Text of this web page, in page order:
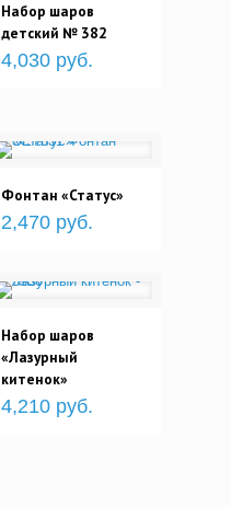
Набор шаров
детский № 382
4,030 руб.
Фонтан «Статус»
2,470 руб.
Набор шаров
«Лазурный
китенок»
4,210 руб.